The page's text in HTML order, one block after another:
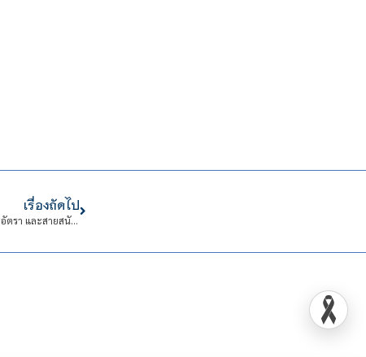
เรื่องถัดไป
ผลการคัดเลือกบุคคลเข้าปฏิบัติงานในสถาบันเทคโนโลยีจิตรลดา สายวิชาการ 3 อัตรา และสายสนับสนุน 2 อัตรา